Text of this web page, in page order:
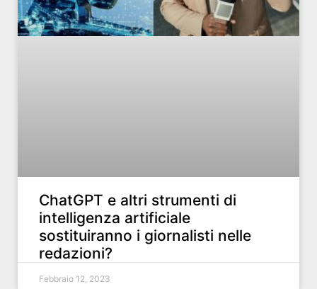
ChatGPT e altri strumenti di
intelligenza artificiale
sostituiranno i giornalisti nelle
redazioni?
Febbraio 12, 2023